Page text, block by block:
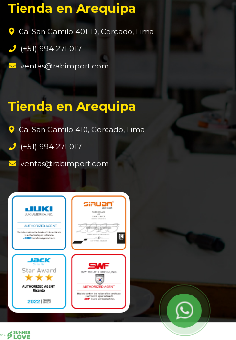
Tienda en Arequipa
Ca. San Camilo 401-D, Cercado, Lima
(+51) 994 271 017
ventas@rabimport.com
Tienda en Arequipa
Ca. San Camilo 410, Cercado, Lima
(+51) 994 271 017
ventas@rabimport.com